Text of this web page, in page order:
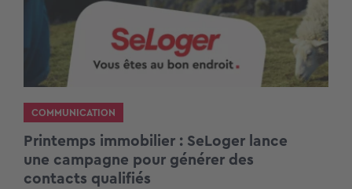
COMMUNICATION
Printemps immobilier : SeLoger lance
une campagne pour générer des
contacts qualifiés